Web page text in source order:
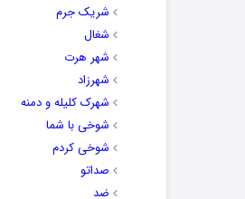
شریک جرم
شغال
شهر هرت
شهرزاد
شهرک کلیله و دمنه
شوخی با شما
شوخی کردم
صداتو
ضد